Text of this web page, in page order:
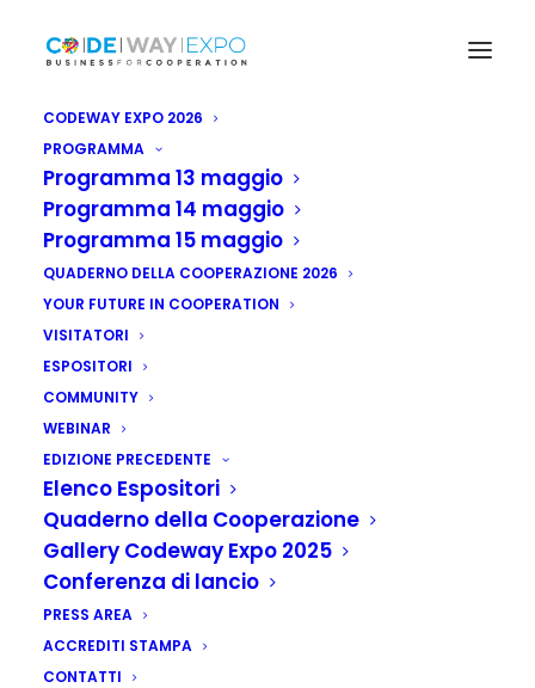
CODEWAY EXPO 2026
PROGRAMMA
Programma 13 maggio
Programma 14 maggio
Programma 15 maggio
QUADERNO DELLA COOPERAZIONE 2026
YOUR FUTURE IN COOPERATION
VISITATORI
ESPOSITORI
COMMUNITY
WEBINAR
EDIZIONE PRECEDENTE
Elenco Espositori
Quaderno della Cooperazione
Gallery Codeway Expo 2025
Conferenza di lancio
PRESS AREA
ACCREDITI STAMPA
CONTATTI